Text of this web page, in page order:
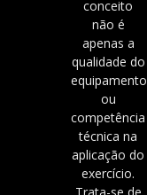
conceito
não é
apenas a
qualidade do
equipamento
ou
competência
técnica na
aplicação do
exercício.
Trata-se de